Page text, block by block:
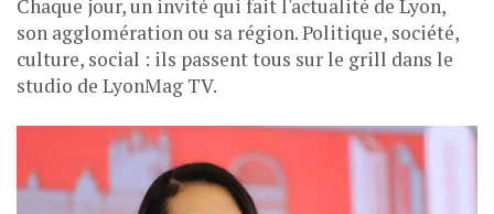
Chaque jour, un invité qui fait l'actualité de Lyon,
son agglomération ou sa région. Politique, société,
culture, social : ils passent tous sur le grill dans le
studio de LyonMag TV.